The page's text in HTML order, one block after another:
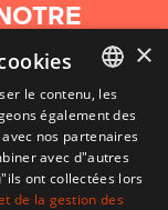
BASQUE
FRENCH
×
le contenu, les
également des
nos partenaires
avec d"autres
ont collectées lors
de la gestion des